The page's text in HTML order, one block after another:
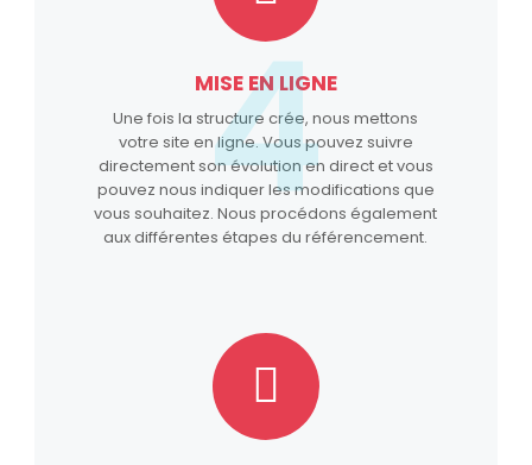
MISE EN LIGNE
Une fois la structure crée, nous mettons
votre site en ligne. Vous pouvez suivre
directement son évolution en direct et vous
pouvez nous indiquer les modifications que
vous souhaitez. Nous procédons également
aux différentes étapes du référencement.
4